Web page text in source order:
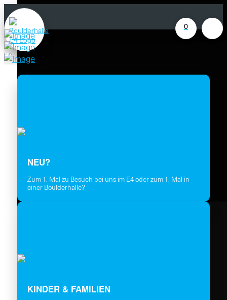
0
NEU?
Zum 1. Mal zu Besuch bei uns im E4 oder zum 1. Mal in
einer Boulderhalle?
KINDER & FAMILIEN